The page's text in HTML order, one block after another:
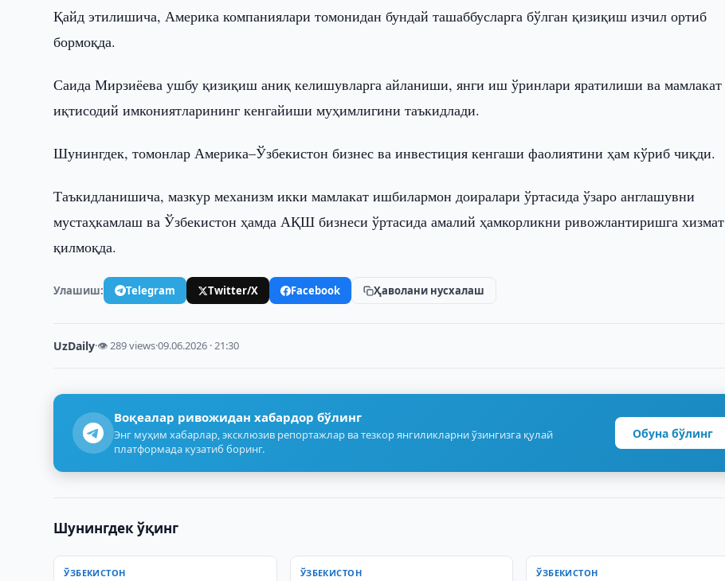
Қайд этилишича, Америка компаниялари томонидан бундай ташаббусларга бўлган қизиқиш изчил ортиб
бормоқда.
Саида Мирзиёева ушбу қизиқиш аниқ келишувларга айланиши, янги иш ўринлари яратилиши ва мамлакат
иқтисодий имкониятларининг кенгайиши муҳимлигини таъкидлади.
Шунингдек, томонлар Америка–Ўзбекистон бизнес ва инвестиция кенгаши фаолиятини ҳам кўриб чиқди.
Таъкидланишича, мазкур механизм икки мамлакат ишбилармон доиралари ўртасида ўзаро англашувни
мустаҳкамлаш ва Ўзбекистон ҳамда АҚШ бизнеси ўртасида амалий ҳамкорликни ривожлантиришга хизмат
қилмоқда.
Улашиш: Telegram Twitter/X Facebook Ҳаволани нусхалаш
UzDaily·👁 289 views·09.06.2026 · 21:30
Воқеалар ривожидан хабардор бўлинг
Энг муҳим хабарлар, эксклюзив репортажлар ва тезкор янгиликларни ўзингизга қулай
платформада кузатиб боринг.
Обуна бўлинг
Шунингдек ўқинг
ЎЗБЕКИСТОН ЎЗБЕКИСТОН ЎЗБЕКИСТОН